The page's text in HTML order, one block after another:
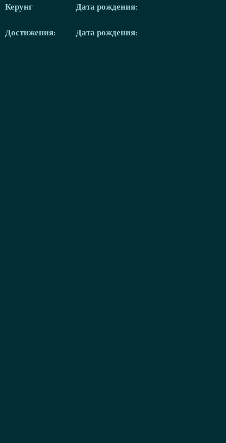
Керунг
Достижения:
Дата рождения:
Дата рождения: